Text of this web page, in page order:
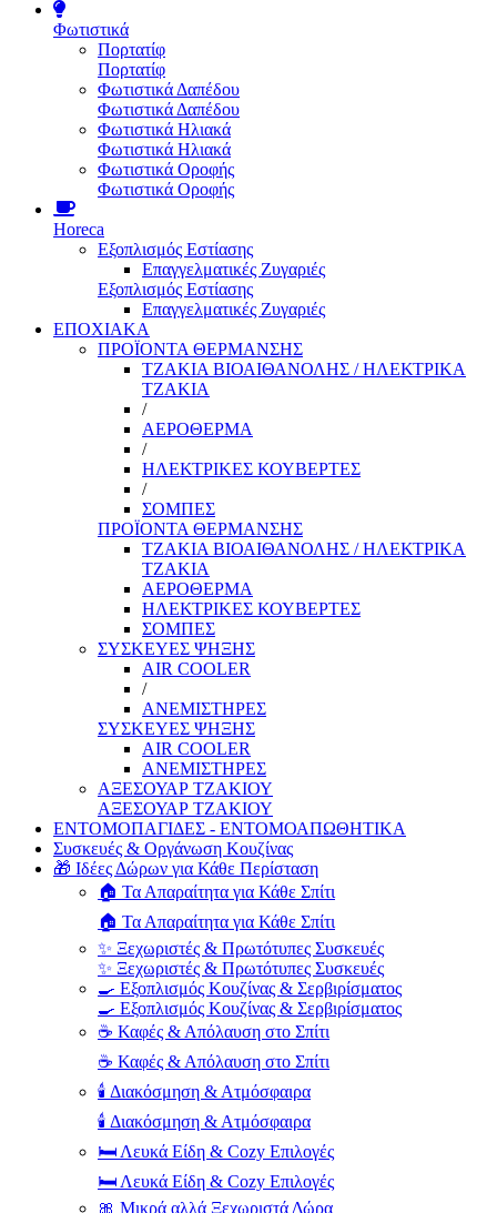
Φωτιστικά
Πορτατίφ
Πορτατίφ
Φωτιστικά Δαπέδου
Φωτιστικά Δαπέδου
Φωτιστικά Ηλιακά
Φωτιστικά Ηλιακά
Φωτιστικά Οροφής
Φωτιστικά Οροφής
Horeca
Εξοπλισμός Εστίασης
Επαγγελματικές Ζυγαριές
Εξοπλισμός Εστίασης
Επαγγελματικές Ζυγαριές
ΕΠΟΧΙΑΚΑ
ΠΡΟΪΟΝΤΑ ΘΕΡΜΑΝΣΗΣ
ΤΖΑΚΙΑ ΒΙΟΑΙΘΑΝΟΛΗΣ / ΗΛΕΚΤΡΙΚΑ
ΤΖΑΚΙΑ
/
ΑΕΡΟΘΕΡΜΑ
/
ΗΛΕΚΤΡΙΚΕΣ ΚΟΥΒΕΡΤΕΣ
/
ΣΟΜΠΕΣ
ΠΡΟΪΟΝΤΑ ΘΕΡΜΑΝΣΗΣ
ΤΖΑΚΙΑ ΒΙΟΑΙΘΑΝΟΛΗΣ / ΗΛΕΚΤΡΙΚΑ
ΤΖΑΚΙΑ
ΑΕΡΟΘΕΡΜΑ
ΗΛΕΚΤΡΙΚΕΣ ΚΟΥΒΕΡΤΕΣ
ΣΟΜΠΕΣ
ΣΥΣΚΕΥΕΣ ΨΗΞΗΣ
AIR COOLER
/
ΑΝΕΜΙΣΤΗΡΕΣ
ΣΥΣΚΕΥΕΣ ΨΗΞΗΣ
AIR COOLER
ΑΝΕΜΙΣΤΗΡΕΣ
ΑΞΕΣΟΥΑΡ ΤΖΑΚΙΟΥ
ΑΞΕΣΟΥΑΡ ΤΖΑΚΙΟΥ
ΕΝΤΟΜΟΠΑΓΙΔΕΣ - ΕΝΤΟΜΟΑΠΩΘΗΤΙΚΑ
Συσκευές & Οργάνωση Κουζίνας
🎁 Ιδέες Δώρων για Κάθε Περίσταση
🏠 Τα Απαραίτητα για Κάθε Σπίτι
🏠 Τα Απαραίτητα για Κάθε Σπίτι
✨ Ξεχωριστές & Πρωτότυπες Συσκευές
✨ Ξεχωριστές & Πρωτότυπες Συσκευές
🍳 Εξοπλισμός Κουζίνας & Σερβιρίσματος
🍳 Εξοπλισμός Κουζίνας & Σερβιρίσματος
☕ Καφές & Απόλαυση στο Σπίτι
☕ Καφές & Απόλαυση στο Σπίτι
🕯️ Διακόσμηση & Ατμόσφαιρα
🕯️ Διακόσμηση & Ατμόσφαιρα
🛏️ Λευκά Είδη & Cozy Επιλογές
🛏️ Λευκά Είδη & Cozy Επιλογές
🎀 Μικρά αλλά Ξεχωριστά Δώρα